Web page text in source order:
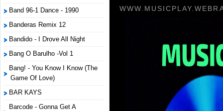
Band 96-1 Dance - 1990
Banderas Remix 12
Bandido - I Drove All Night
Bang O Barulho -Vol 1
Bang! - You Know I Know (The
Game Of Love)
BAR KAYS
Barcode - Gonna Get A